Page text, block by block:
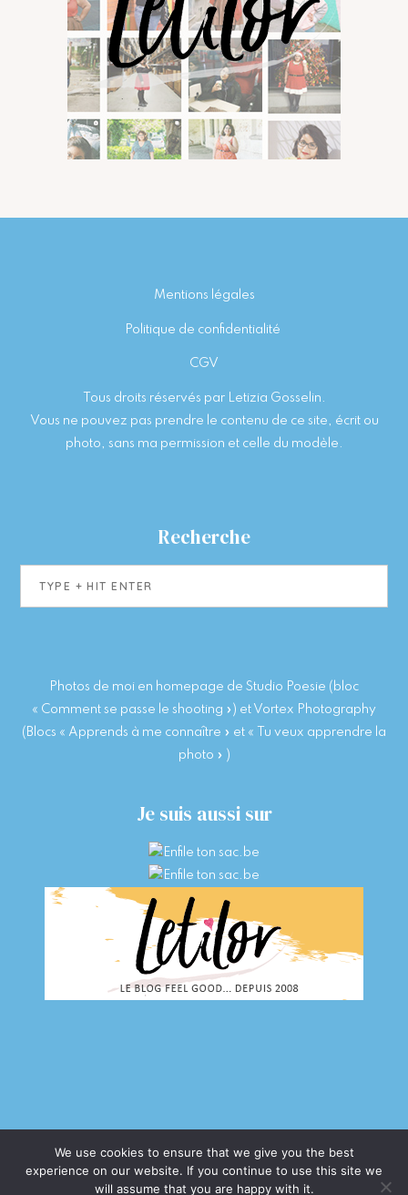
Mentions légales
Politique de confidentialité
CGV
Tous droits réservés par Letizia Gosselin.
Vous ne pouvez pas prendre le contenu de ce site, écrit ou
photo, sans ma permission et celle du modèle.
Recherche
Photos de moi en homepage de Studio Poesie (bloc
« Comment se passe le shooting ») et Vortex Photography
(Blocs « Apprends à me connaître » et « Tu veux apprendre la
photo » )
Je suis aussi sur
COPYRIGHT © 2026 · LETIZIA G.
We use cookies to ensure that we give you the best
experience on our website. If you continue to use this site we
will assume that you are happy with it.